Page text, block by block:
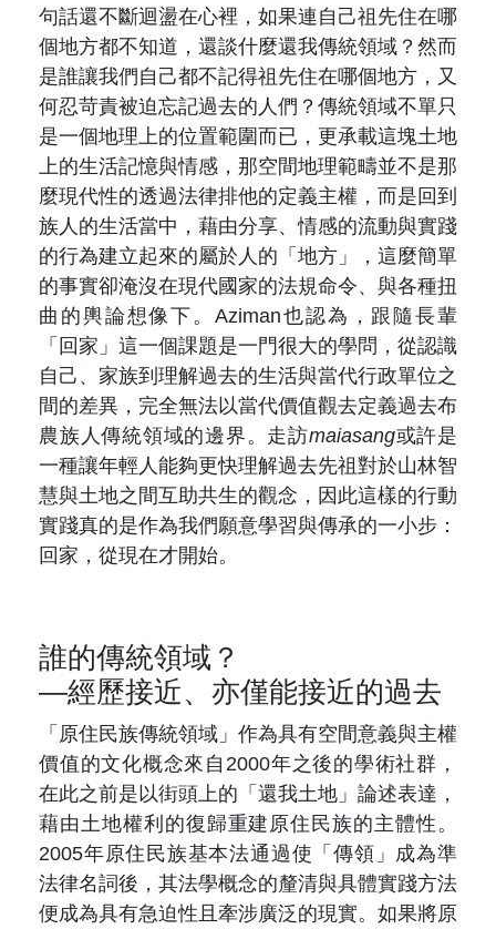
句話還不斷迴盪在心裡，如果連自己祖先住在哪
個地方都不知道，還談什麼還我傳統領域？然而
是誰讓我們自己都不記得祖先住在哪個地方，又
何忍苛責被迫忘記過去的人們？傳統領域不單只
是一個地理上的位置範圍而已，更承載這塊土地
上的生活記憶與情感，那空間地理範疇並不是那
麼現代性的透過法律排他的定義主權，而是回到
族人的生活當中，藉由分享、情感的流動與實踐
的行為建立起來的屬於人的「地方」，這麼簡單
的事實卻淹沒在現代國家的法規命令、與各種扭
曲的輿論想像下。 Aziman也認為，跟隨長輩
「回家」這一個課題是一門很大的學問，從認識
自己、家族到理解過去的生活與當代行政單位之
間的差異，完全無法以當代價值觀去定義過去布
農族人傳統領域的邊界。走訪maiasang或許是
一種讓年輕人能夠更快理解過去先祖對於山林智
慧與土地之間互助共生的觀念，因此這樣的行動
實踐真的是作為我們願意學習與傳承的一小步：
回家，從現在才開始。
誰的傳統領域？
—經歷接近、亦僅能接近的過去
「原住民族傳統領域」作為具有空間意義與主權
價值的文化概念來自 2000年之後的學術社群，
在此之前是以街頭上的「還我土地」論述表達，
藉由土地權利的復歸重建原住民族的主體性。
2005年原住民族基本法通過使「傳領」成為準
法律名詞後，其法學概念的釐清與具體實踐方法
便成為具有急迫性且牽涉廣泛的現實。如果將原